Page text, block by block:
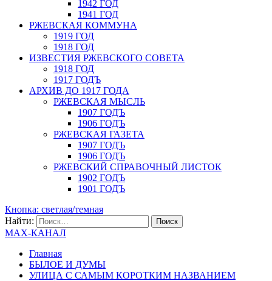
1942 ГОД
1941 ГОД
РЖЕВСКАЯ КОММУНА
1919 ГОД
1918 ГОД
ИЗВЕСТИЯ РЖЕВСКОГО СОВЕТА
1918 ГОД
1917 ГОДЪ
АРХИВ ДО 1917 ГОДА
РЖЕВСКАЯ МЫСЛЬ
1907 ГОДЪ
1906 ГОДЪ
РЖЕВСКАЯ ГАЗЕТА
1907 ГОДЪ
1906 ГОДЪ
РЖЕВСКИЙ СПРАВОЧНЫЙ ЛИСТОК
1902 ГОДЪ
1901 ГОДЪ
Кнопка: светлая/темная
Найти:
MAX-КАНАЛ
Главная
БЫЛОЕ И ДУМЫ
УЛИЦА С САМЫМ КОРОТКИМ НАЗВАНИЕМ